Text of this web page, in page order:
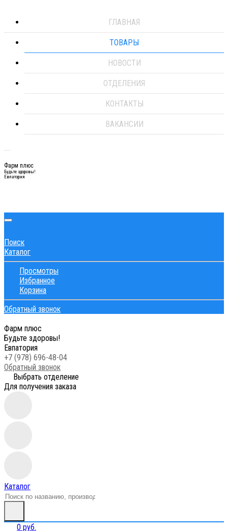
ГЛАВНАЯ
ТОВАРЫ
НОВОСТИ
ОТДЕЛЕНИЯ
КОНТАКТЫ
ВАКАНСИИ
Фарм плюс
Будьте здоровы!
Евпатория
Поиск
Каталог
Просмотры
Избранное
Корзина
Обратный звонок
Фарм плюс
Будьте здоровы!
Евпатория
+7 (978) 696-48-04
Обратный звонок
Выбрать отделение
Для получения заказа
Каталог
0 руб.